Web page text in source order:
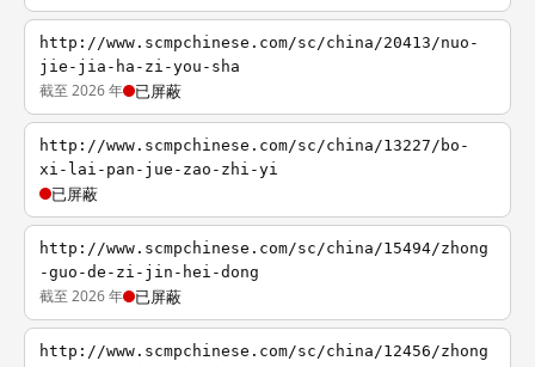
http://www.scmpchinese.com/sc/china/20413/nuo-
jie-jia-ha-zi-you-sha
截至 2026 年 已屏蔽
http://www.scmpchinese.com/sc/china/13227/bo-
xi-lai-pan-jue-zao-zhi-yi
已屏蔽
http://www.scmpchinese.com/sc/china/15494/zhong
-guo-de-zi-jin-hei-dong
截至 2026 年 已屏蔽
http://www.scmpchinese.com/sc/china/12456/zhong